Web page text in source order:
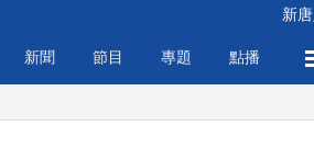
新
新聞 節目 專題 點播
霍爾